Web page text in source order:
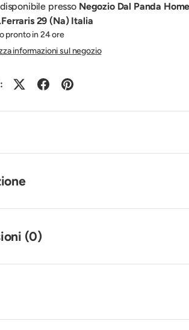
presso Negozio Dal Panda
29 (Na) Italia
pronto in 24 ore
informazioni sul negozio
(0)